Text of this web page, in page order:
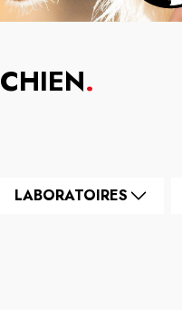
CHIEN.
LABORATOIRES